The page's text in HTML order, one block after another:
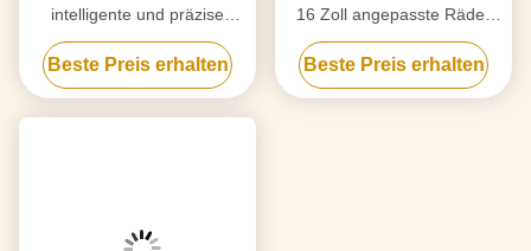
intelligente und präzise
Temperaturkontrolle
Freizügigkeit
Beste Preis erhalten
16 Zoll angepasste Räder
Freizügigkeit
Lebensmittelmaterial Hibachi
Grill Tisch
Beste Preis erhalten